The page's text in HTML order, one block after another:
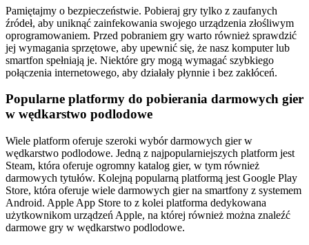
Pamiętajmy o bezpieczeństwie. Pobieraj gry tylko z zaufanych
źródeł, aby uniknąć zainfekowania swojego urządzenia złośliwym
oprogramowaniem. Przed pobraniem gry warto również sprawdzić
jej wymagania sprzętowe, aby upewnić się, że nasz komputer lub
smartfon spełniają je. Niektóre gry mogą wymagać szybkiego
połączenia internetowego, aby działały płynnie i bez zakłóceń.
Popularne platformy do pobierania darmowych gier
w wędkarstwo podlodowe
Wiele platform oferuje szeroki wybór darmowych gier w
wędkarstwo podlodowe. Jedną z najpopularniejszych platform jest
Steam, która oferuje ogromny katalog gier, w tym również
darmowych tytułów. Kolejną popularną platformą jest Google Play
Store, która oferuje wiele darmowych gier na smartfony z systemem
Android. Apple App Store to z kolei platforma dedykowana
użytkownikom urządzeń Apple, na której również można znaleźć
darmowe gry w wędkarstwo podlodowe.